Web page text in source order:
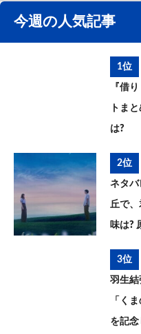
今週の人気記事
1位
『借
トま
は?
2位
ネタバ
丘で、
味は?
3位
羽生結
「く
を記